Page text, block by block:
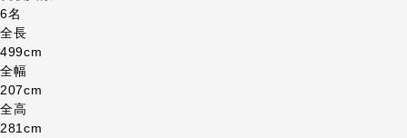
6名
全長
499cm
全幅
207cm
全高
281cm